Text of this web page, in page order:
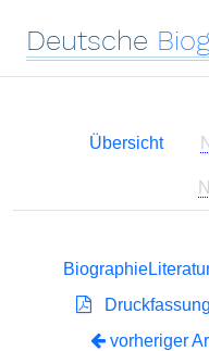
Deutsche
Übersicht
Biographie
Druckfassung
vorheriger